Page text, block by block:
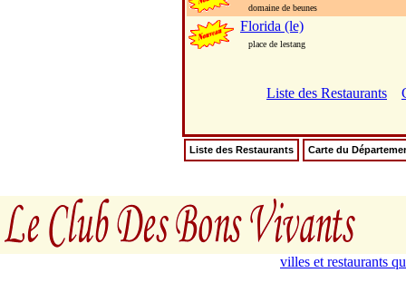
domaine de beunes
Florida (le)
place de lestang
Liste des Restaurants
Liste des Restaurants Carte du
villes et restaurants